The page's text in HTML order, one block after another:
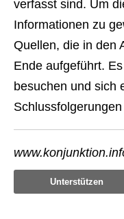
verfasst sind. Um
Informationen zu
Quellen, die in den
Ende aufgeführt.
besuchen und sich
Unterstützen